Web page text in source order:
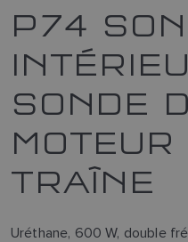
P74
SONDE
TRAÎNE
Uréthane, 600 W, double